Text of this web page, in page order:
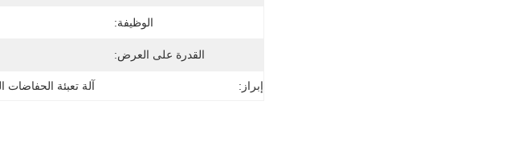
الوظيفة:
القدرة على العرض:
إبراز: آلة تعبئة الحفاضات